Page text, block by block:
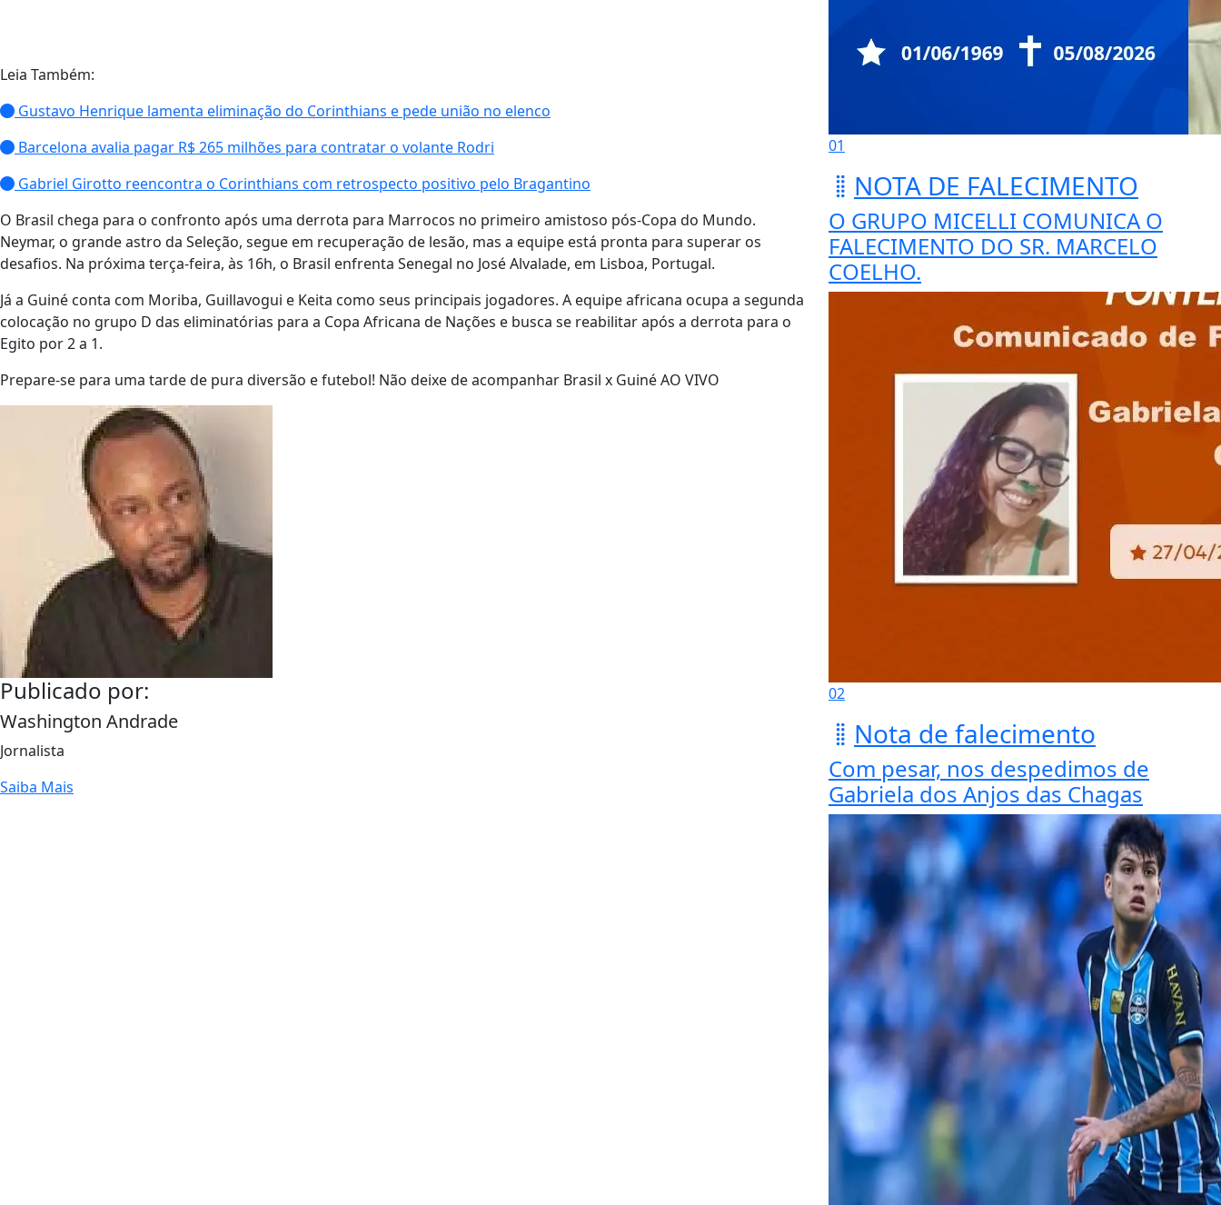
Leia Também:
Gustavo Henrique lamenta eliminação do Corinthians e pede união no elenco
Barcelona avalia pagar R$ 265 milhões para contratar o volante Rodri
Gabriel Girotto reencontra o Corinthians com retrospecto positivo pelo Bragantino
O Brasil chega para o confronto após uma derrota para Marrocos no primeiro amistoso pós-Copa do Mundo.
Neymar, o grande astro da Seleção, segue em recuperação de lesão, mas a equipe está pronta para superar os
desafios. Na próxima terça-feira, às 16h, o Brasil enfrenta Senegal no José Alvalade, em Lisboa, Portugal.
Já a Guiné conta com Moriba, Guillavogui e Keita como seus principais jogadores. A equipe africana ocupa a segunda
colocação no grupo D das eliminatórias para a Copa Africana de Nações e busca se reabilitar após a derrota para o
Egito por 2 a 1.
Prepare-se para uma tarde de pura diversão e futebol! Não deixe de acompanhar Brasil x Guiné AO VIVO
Publicado por:
Washington Andrade
Jornalista
Saiba Mais
01
NOTA DE FALECIMENTO
O GRUPO MICELLI COMUNICA O
FALECIMENTO DO SR. MARCELO
COELHO.
02
Nota de falecimento
Com pesar, nos despedimos de
Gabriela dos Anjos das Chagas